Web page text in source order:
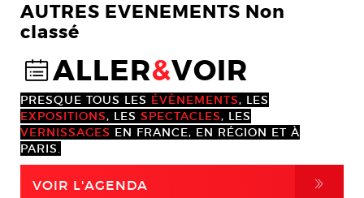
AUTRES EVENEMENTS Non
classé
@ALLER&VOIR
PRESQUE TOUS LES ÉVÈNEMENTS, LES
EXPOSITIONS, LES SPECTACLES, LES
VERNISSAGES EN FRANCE, EN RÉGION ET À
PARIS.
VOIR L'AGENDA ,